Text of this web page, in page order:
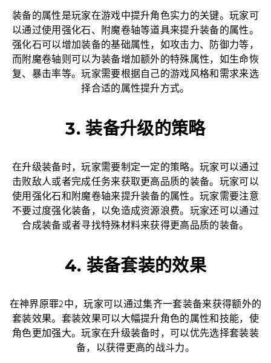
装备的属性是玩家在游戏中提升角色实力的关键。玩家可
以通过使用强化石、附魔卷轴等道具来提升装备的属性。
强化石可以增加装备的基础属性，如攻击力、防御力等，
而附魔卷轴则可以为装备增加额外的特殊属性，如生命恢
复、暴击率等。玩家需要根据自己的游戏风格和需求来选
择合适的属性提升方式。
3. 装备升级的策略
在升级装备时，玩家需要制定一定的策略。玩家可以通过
击败敌人或者完成任务来获取更高品质的装备。玩家可以
使用强化石和附魔卷轴来提升装备的属性。玩家需要注意
不要过度强化装备，以免造成资源浪费。玩家还可以通过
合成装备或者寻找特殊材料来获得更高品质的装备。
4. 装备套装的效果
在神界原罪2中，玩家可以通过集齐一套装备来获得额外的
套装效果。套装效果可以大幅提升角色的属性和技能，使
角色更加强大。玩家在升级装备时，可以优先选择套装装
备，以获得更高的战斗力。